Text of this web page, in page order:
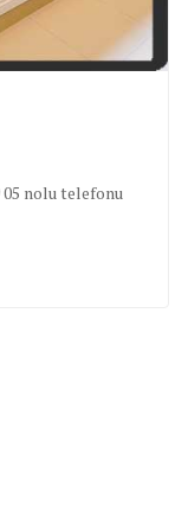
05 nolu telefonu